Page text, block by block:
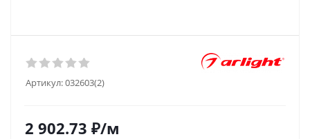
Артикул:032603(2)
2 902.73 ₽/м